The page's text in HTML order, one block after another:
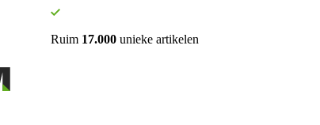
Ruim 17.000 unieke artikelen